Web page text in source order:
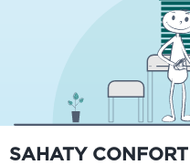
SAHATY